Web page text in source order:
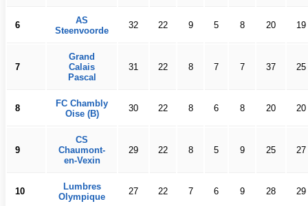
6
AS
Steenvoorde
32 22 9 5 8 20 19
7
Grand
Calais
Pascal
31 22 8 7 7 37 25
8
FC Chambly
Oise (B)
30 22 8 6 8 20 20
9
CS
Chaumont-
en-Vexin
29 22 8 5 9 25 27
10
Lumbres
Olympique
27 22 7 6 9 28 29